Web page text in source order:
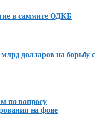
в саммите ОДКБ
долларов на борьбу с
по вопросу
на фоне